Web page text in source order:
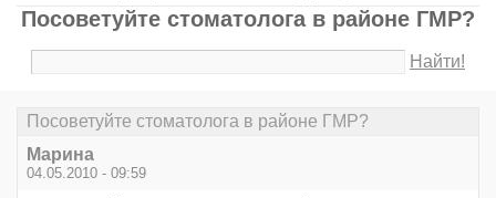
Посоветуйте стоматолога в районе ГМР?
Найти!
Посоветуйте стоматолога в районе ГМР?
Марина
04.05.2010 - 09:59